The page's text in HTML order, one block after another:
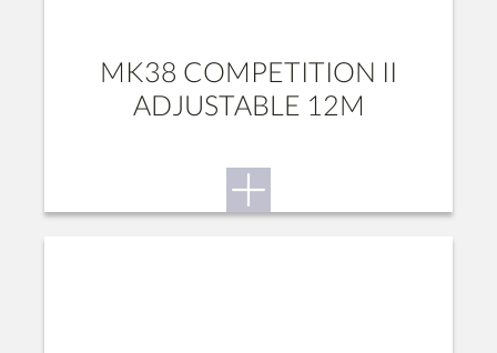
MK38 COMPETITION II
ADJUSTABLE 12M